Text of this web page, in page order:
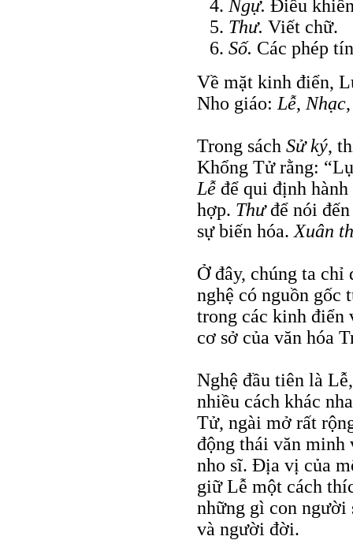
Ngự. Ðiều
Thư. Viết chữ.
Số. Các phép
Về mặt kinh điển,
Nho giáo: Lễ, Nhạc
Trong sách Sử ký,
Khổng Tử rằng:
Lễ để qui định
hợp. Thưđể nói
sự biến hóa. Xuân
Ở đây, chúng ta
nghệ có nguồn
trong các kinh
cơ sở của văn hóa
Nghệ đầu tiên là
nhiều cách khác
Tử, ngài mở rất
động thái văn minh
nho sĩ. Ðịa vị của
giữ Lễ một cách
những gì con người
và người đời.